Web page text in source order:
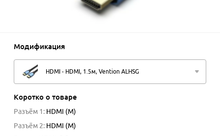
Модификация
HDMI - HDMI, 1.5м, Vention ALHSG
Коротко о товаре
Разъём 1 : HDMI (M)
Разъём 2: HDMI (M)